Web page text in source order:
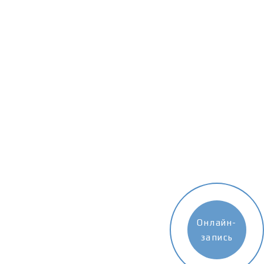
Онлайн-
запись